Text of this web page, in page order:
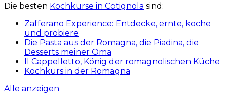
Die besten Kochkurse in Cotignola sind:
Zafferano Experience: Entdecke, ernte, koche
und probiere
Die Pasta aus der Romagna, die Piadina, die
Desserts meiner Oma
Il Cappelletto, König der romagnolischen Küche
Kochkurs in der Romagna
Alle anzeigen